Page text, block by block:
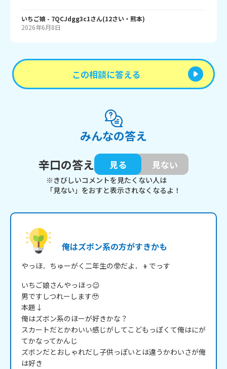
いちご娘 - 7QCJdgg3c1さん(12さい・ 熊本)
2026年6月8日
この相談に答える
みんなの答え
辛口の答え
見る 見ない
※きびしいコメントを見たくない人は
「見ない」をおすと表示されなくなるよ！
俺はズボン系の方がすきかも
やっほ．ちゅーがく二年生の🥸だよ．👦でっす
いちご娘さんやっほっ😉
男ですしつれーします🥹
本題↓
俺はズボン系のほーが好きかな？
スカートだとかわいい感じがしてこどもっぽくて俺はにが
てかなってかんじ
ズボンだとおしゃれだし子供っぽいとは違うかわいさが俺
は好き